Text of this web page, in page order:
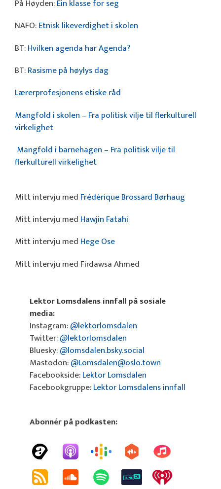
På Høyden:Ein klasse for seg
NAFO:Etnisk likeverdighet i skolen
BT:Hvilken agenda har Agenda?
BT:Rasisme på høylys dag
Lærerprofesjonens etiske råd
Mangfold i skolen – Fra politisk vilje til flerkulturell
virkelighet
Mangfold i barnehagen – Fra politisk vilje til
flerkulturell virkelighet
Mitt intervju med Frédérique Brossard Børhaug
Mitt intervju med Hawjin Fatahi
Mitt intervju med Hege Ose
Mitt intervju med Firdawsa Ahmed
Lektor Lomsdalens innfall på sosiale
media:
Instagram:@lektorlomsdalen
Twitter:@lektorlomsdalen
Bluesky:@lomsdalen.bsky.social
Mastodon:@Lomsdalen@oslo.town
Facebookside:Lektor Lomsdalen
Facebookgruppe:Lektor Lomsdalens innfall
Abonnér på podkasten: